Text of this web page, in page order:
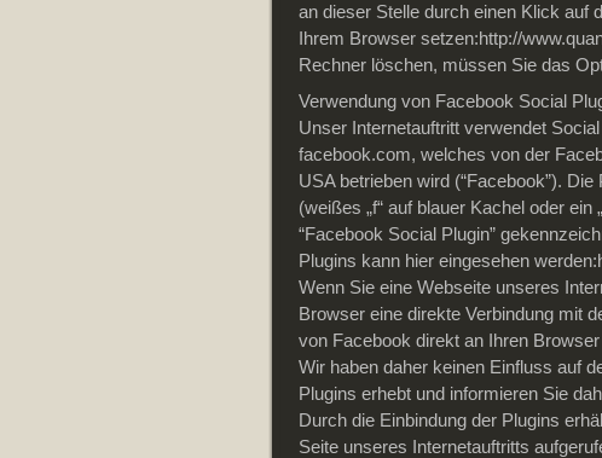
an dieser Stelle durch einen Klick auf
Ihrem Browser setzen:http://
Rechner löschen, müssen Sie das
Verwendung von Facebook Social
Unser Internetauftritt verwendet
facebook.com, welches von der
USA betrieben wird (“Facebook”).
(weißes „f“ auf blauer Kachel oder
“Facebook Social Plugin”
Plugins kann hier eingesehen
Wenn Sie eine Webseite unseres
Browser eine direkte Verbindung mit
von Facebook direkt an Ihren
Wir haben daher keinen Einfluss auf
Plugins erhebt und informieren Sie
Durch die Einbindung der Plugins
Seite unseres Internetauftritts